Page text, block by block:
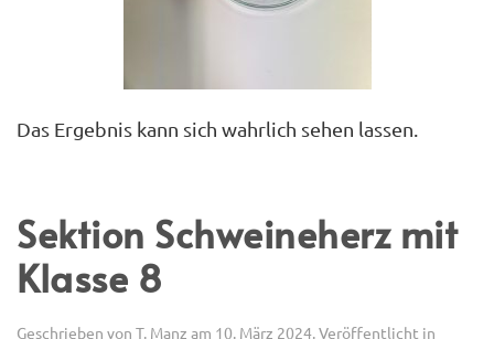
Das Ergebnis kann sich wahrlich sehen lassen.
Sektion Schweineherz mit
Klasse 8
Geschrieben von T. Manz am 10. März 2024. Veröffentlicht in